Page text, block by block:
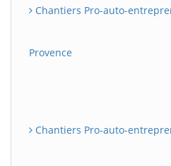
Chantiers Pro-auto-
Provence
Chantiers Pro-auto-